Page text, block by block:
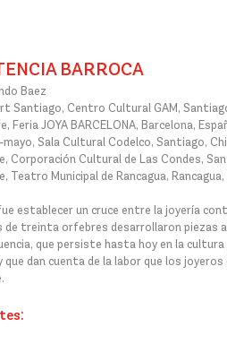
BARROCA
Baez​​
Santiago, Centro Cultural GAM,
Feria JOYA BARCELONA, Barcelona,
Sala Cultural Codelco, Santiago,
Corporación Cultural de Las Condes,
Teatro Municipal de Rancagua, Rancagua,
establecer un cruce entre la joyería
de treinta orfebres desarrollaron piezas
que persiste hasta hoy en la
que dan cuenta de la labor que los